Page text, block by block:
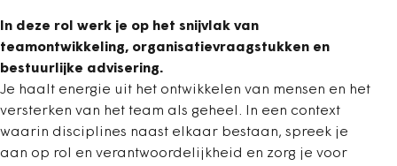
In deze rol werk je op het snijvlak van
teamontwikkeling, organisatievraagstukken en
bestuurlijke advisering.
Je haalt energie uit het ontwikkelen van mensen en het
versterken van het team als geheel. In een context
waarin disciplines naast elkaar bestaan, spreek je
aan op rol en verantwoordelijkheid en zorg je voor